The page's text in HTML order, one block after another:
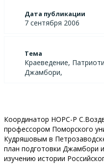
Дата публикации
7 сентября 2006
Тема
Краеведение,
Джамбори,
Координатор НОРС-Р
профессором Поморского
Кудряшовым в
план подготовки Джамбори
изучению истории